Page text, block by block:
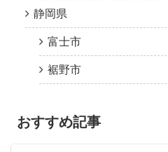
静岡県
富士市
裾野市
おすすめ記事